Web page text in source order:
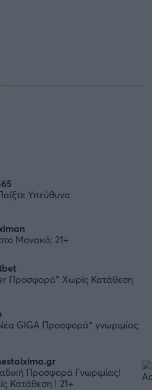
GIGA Προσφορά* γνωριμίας
Μονακό; 21+
Προσφορά* Χωρίς Κατάθεση
Προσφορά Γνωριμίας!
Κατάθεση | 21+
Υπεύθυνα